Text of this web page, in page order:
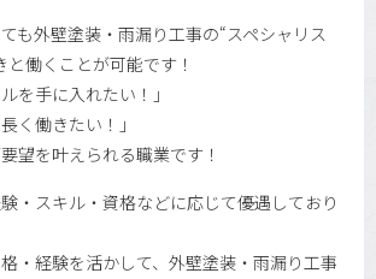
も外壁塗装・雨漏り工事の“スペシャリス
と働くことが可能です！
を手に入れたい！」
く働きたい！」
望を叶えられる職業です！
・スキル・資格などに応じて優遇しており
・経験を活かして、外壁塗装・雨漏り工事